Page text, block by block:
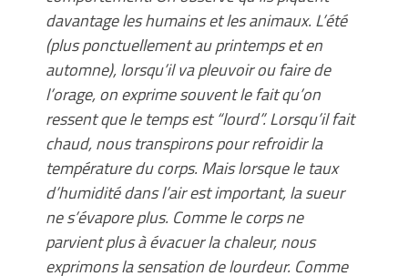
davantage les humains et les animaux. L’été
(plus ponctuellement au printemps et en
automne), lorsqu’il va pleuvoir ou faire de
l’orage, on exprime souvent le fait qu’on
ressent que le temps est “lourd”. Lorsqu’il fait
chaud, nous transpirons pour refroidir la
température du corps. Mais lorsque le taux
d’humidité dans l’air est important, la sueur
ne s’évapore plus. Comme le corps ne
parvient plus à évacuer la chaleur, nous
exprimons la sensation de lourdeur. Comme